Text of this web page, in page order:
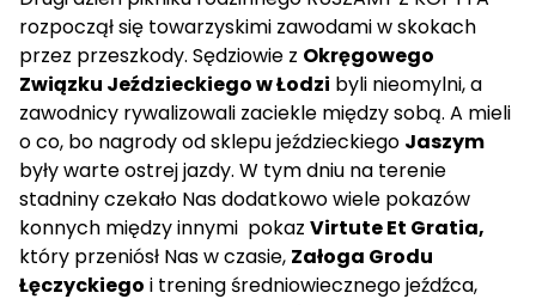
rozpoczął się towarzyskimi zawodami w skokach
przez przeszkody. Sędziowie z Okręgowego
Związku Jeździeckiego w Łodzi byli nieomylni, a
zawodnicy rywalizowali zaciekle między sobą. A mieli
o co, bo nagrody od sklepu jeździeckiego Jaszym
były warte ostrej jazdy. W tym dniu na terenie
stadniny czekało Nas dodatkowo wiele pokazów
konnych między innymi pokaz Virtute Et Gratia,
który przeniósł Nas w czasie, Załoga Grodu
Łęczyckiego i trening średniowiecznego jeźdźca,